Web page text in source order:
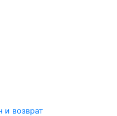
и возврат